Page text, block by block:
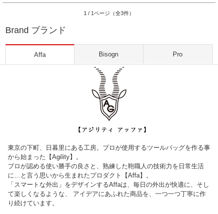
1 / 1ページ（全3件）
Brand ブランド
Affa Bisogn Pro
東京の下町、日暮里にある工房。プロが使用するツールバッグを作る事
から始まった【Agility】。
プロが認める使い勝手の良さと、熟練した鞄職人の技術力を日常生活
に…と言う思いから生まれたプロダクト【Affa】。
「スマートな外出」をデザインするAffaは、毎日の外出が快適に、そし
て楽しくなるような、 アイデアにあふれた商品を、一つ一つ丁寧に作
り続けています。